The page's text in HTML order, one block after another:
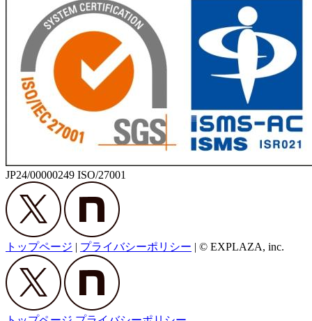
JP24/00000249 ISO/27001
トップページ | プライバシーポリシー | © EXPLAZA, inc.